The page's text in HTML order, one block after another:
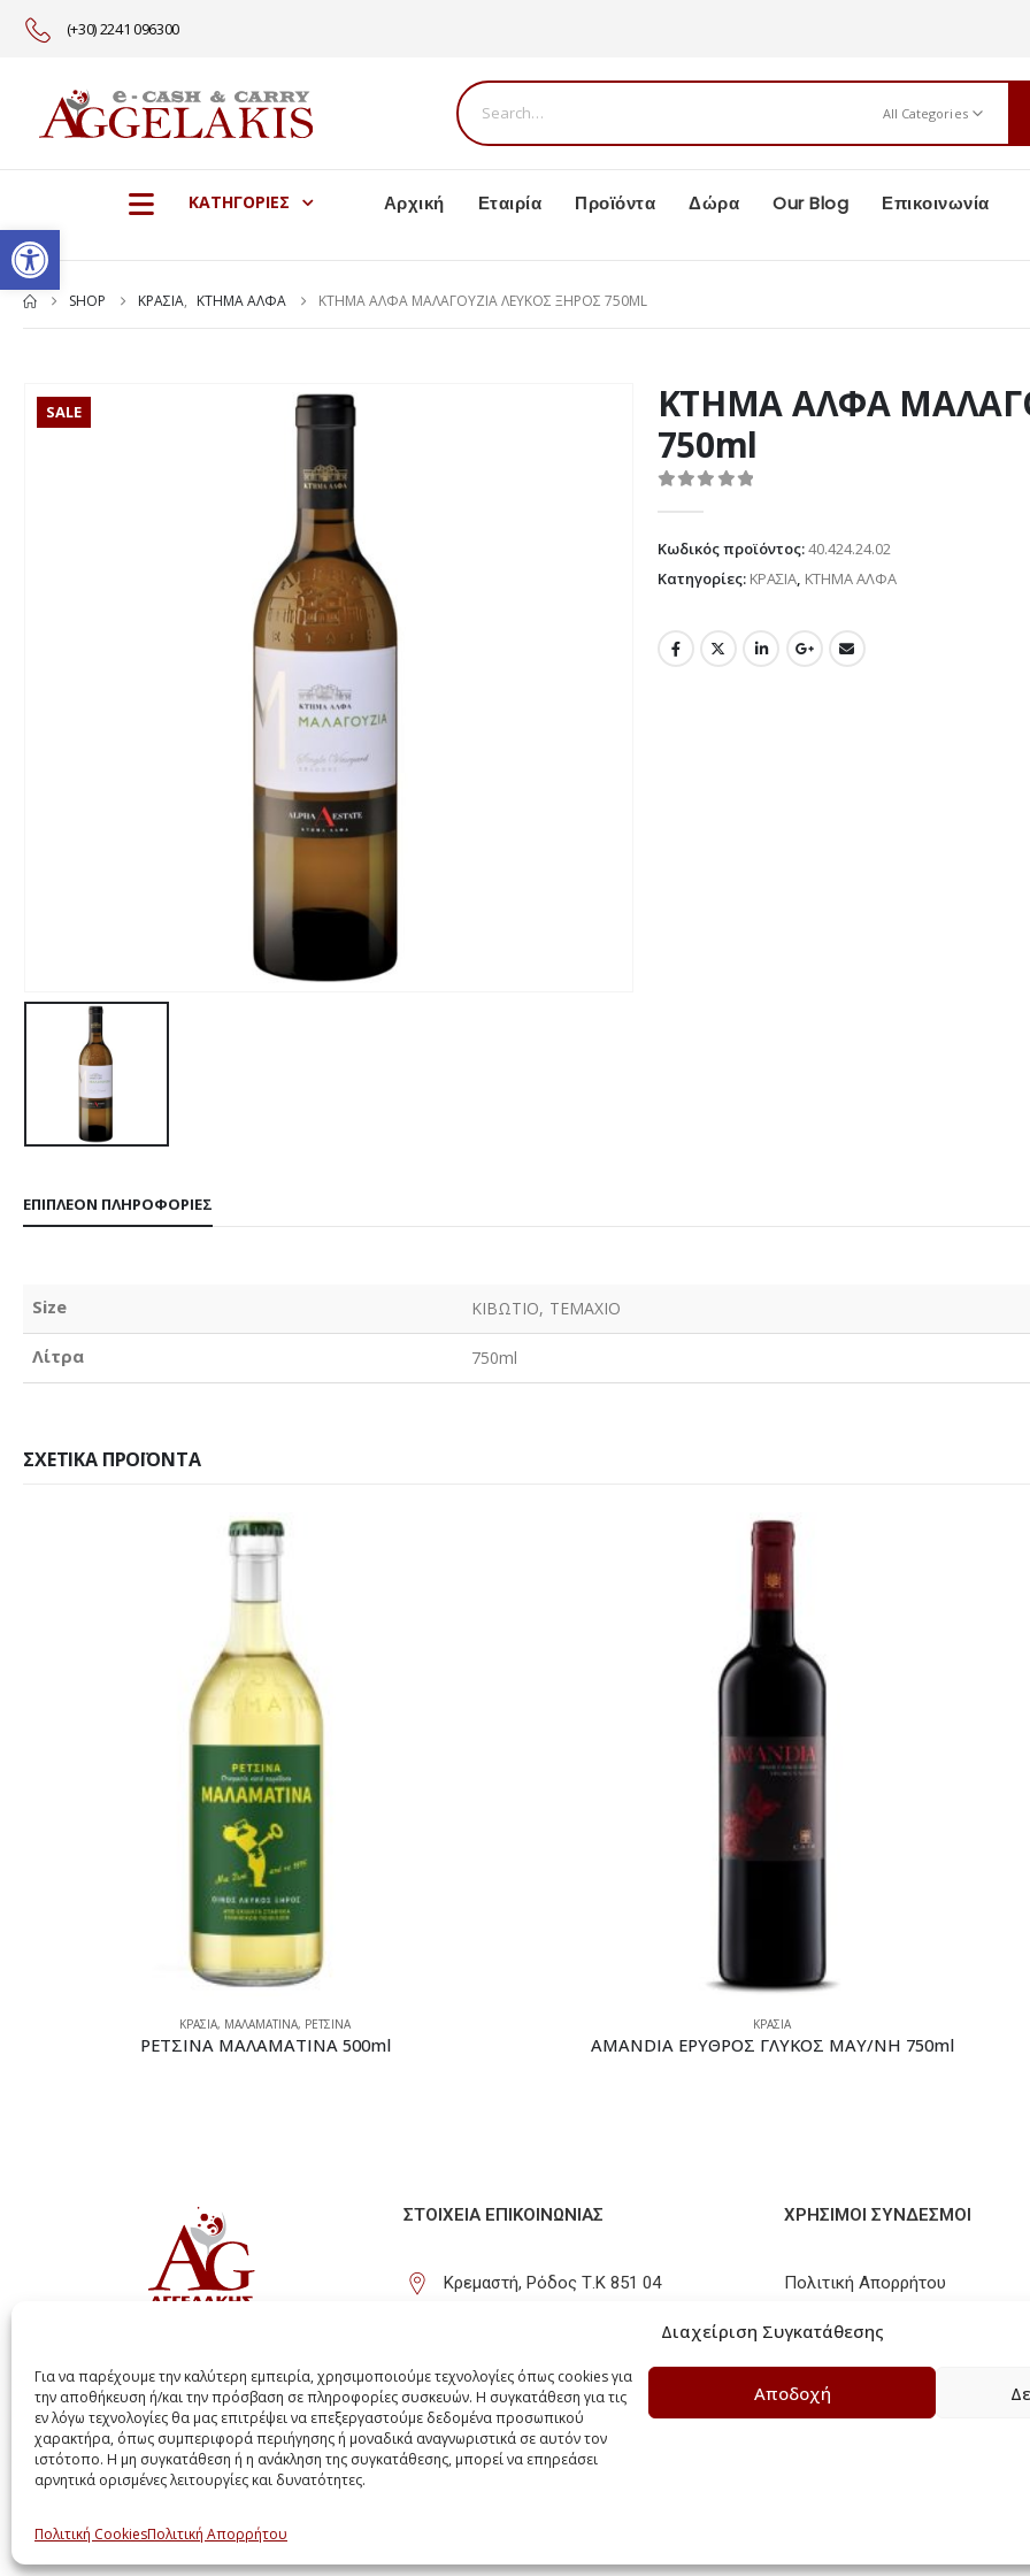
Ανοίξτε τη γραμμή εργαλείων
Διαχείριση Συγκατάθεσης
Για να παρέχουμε την καλύτερη εμπειρία, χρησιμοποιούμε τεχνολογίες όπως cookies για
την αποθήκευση ή/και την πρόσβαση σε πληροφορίες συσκευών. Η συγκατάθεση για τις
εν λόγω τεχνολογίες θα μας επιτρέψει να επεξεργαστούμε δεδομένα προσωπικού
χαρακτήρα, όπως συμπεριφορά περιήγησης ή μοναδικά αναγνωριστικά σε αυτόν τον
ιστότοπο. Η μη συγκατάθεση ή η ανάκληση της συγκατάθεσης, μπορεί να επηρεάσει
αρνητικά ορισμένες λειτουργίες και δυνατότητες.
Αποδοχή
Πολιτική CookiesΠολιτική Απορρήτου
(+30) 2241 096300
All Categories
ΚΑΤΗΓΟΡΙΕΣ Αρχική Εταιρία Προϊόντα Δώρα Our Blog Επικοινωνία
SHOP ΚΡΑΣΙΑ, ΚΤΗΜΑ ΑΛΦΑ ΚΤΗΜΑ ΑΛΦΑ ΜΑΛΑΓΟΥΖΙΑ ΛΕΥΚΟΣ ΞΗΡΟΣ 750ML
SALE
ΚΤΗΜΑ ΑΛΦΑ
750ml
Κωδικός προϊόντος:40.424.24.02
Κατηγορίες: ΚΡΑΣΙΑ, ΚΤΗΜΑ ΑΛΦΑ
ΕΠΙΠΛΈΟΝ ΠΛΗΡΟΦΟΡΊΕΣ
Size ΚΙΒΩΤΙΟ, ΤΕΜΑΧΙΟ
Λίτρα 750ml
ΣΧΕΤΙΚΆ ΠΡΟΪΌΝΤΑ
ΚΡΑΣΙΑ, ΜΑΛΑΜΑΤΙΝΑ, ΡΕΤΣΙΝΑ
ΡΕΤΣΙΝΑ ΜΑΛΑΜΑΤΙΝΑ 500ml
ΚΡΑΣΙΑ
AMANDIA ΕΡΥΘΡΟΣ ΓΛΥΚΟΣ ΜΑΥ/ΝΗ 750ml
ΣΤΟΙΧΕΊΑ ΕΠΙΚΟΙΝΩΝΊΑΣ
Κρεμαστή, Ρόδος Τ.Κ 851 04
ΧΡΗΣΙΜΟΙ ΣΥΝΔΕΣΜΟΙ
Πολιτική Απορρήτου
Τρόποι Αποστολής
Τρόποι Πληρωμών
Πολιτική Επιστροφών /